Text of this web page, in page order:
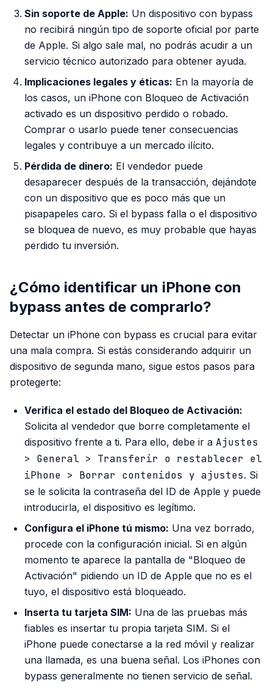
Sin soporte de Apple: Un dispositivo con bypass
no recibirá ningún tipo de soporte oficial por parte
de Apple. Si algo sale mal, no podrás acudir a un
servicio técnico autorizado para obtener ayuda.
Implicaciones legales y éticas: En la mayoría de
los casos, un iPhone con Bloqueo de Activación
activado es un dispositivo perdido o robado.
Comprar o usarlo puede tener consecuencias
legales y contribuye a un mercado ilícito.
Pérdida de dinero: El vendedor puede
desaparecer después de la transacción, dejándote
con un dispositivo que es poco más que un
pisapapeles caro. Si el bypass falla o el dispositivo
se bloquea de nuevo, es muy probable que hayas
perdido tu inversión.
¿Cómo identificar un iPhone con
bypass antes de comprarlo?
Detectar un iPhone con bypass es crucial para evitar
una mala compra. Si estás considerando adquirir un
dispositivo de segunda mano, sigue estos pasos para
protegerte:
Verifica el estado del Bloqueo de Activación:
Solicita al vendedor que borre completamente el
dispositivo frente a ti. Para ello, debe ir a Ajustes
> General > Transferir o restablecer el
iPhone > Borrar contenidos y ajustes. Si
se le solicita la contraseña del ID de Apple y puede
introducirla, el dispositivo es legítimo.
Configura el iPhone tú mismo: Una vez borrado,
procede con la configuración inicial. Si en algún
momento te aparece la pantalla de "Bloqueo de
Activación" pidiendo un ID de Apple que no es el
tuyo, el dispositivo está bloqueado.
Inserta tu tarjeta SIM: Una de las pruebas más
fiables es insertar tu propia tarjeta SIM. Si el
iPhone puede conectarse a la red móvil y realizar
una llamada, es una buena señal. Los iPhones con
bypass generalmente no tienen servicio de señal.